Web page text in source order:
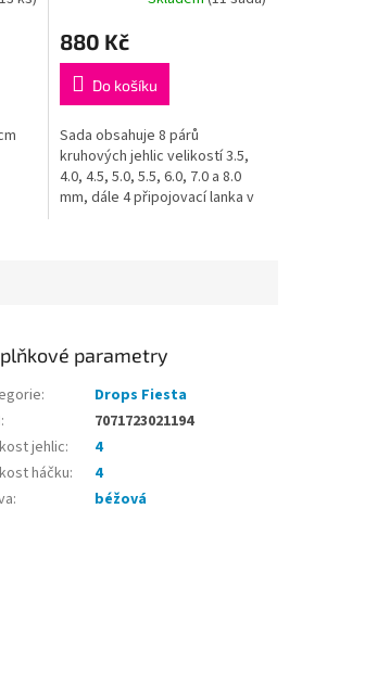
produktu
je
5,0
z
5
hvězdiček.
880 Kč
Do košíku
Sada obsahuje 8 párů
kruhových jehlic velikostí 3.5,
4.0, 4.5, 5.0, 5.5, 6.0, 7.0 a 8.0
mm, dále 4 připojovací lanka v
parametry
:
Drops Fiesta
:
7071723021194
jehlic:
4
háčku:
4
: béžová